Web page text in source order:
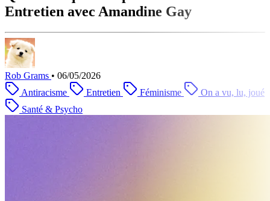
Entretien avec Amandine Gay
Rob Grams • 06/05/2026
Antiracisme
Entretien Féminisme
On a vu, lu, joué
Santé & Psycho